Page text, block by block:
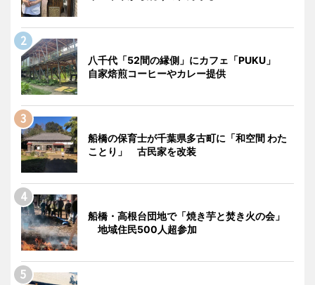
八千代「52間の縁側」にカフェ「PUKU」
自家焙煎コーヒーやカレー提供
船橋の保育士が千葉県多古町に「和空間 わた
ことり」 古民家を改装
船橋・高根台団地で「焼き芋と焚き火の会」
地域住民500人超参加